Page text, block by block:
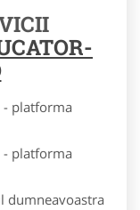
- platforma
- platforma
dumneavoastra